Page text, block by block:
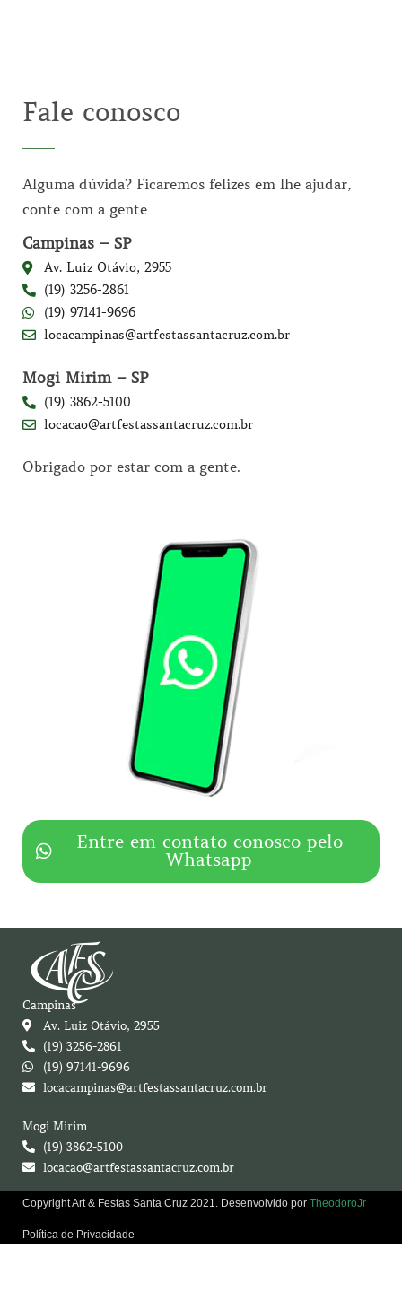
Fale conosco
Alguma dúvida? Ficaremos felizes em lhe ajudar,
conte com a gente
Campinas – SP
Av. Luiz Otávio, 2955
(19) 3256-2861
(19) 97141-9696
locacampinas@artfestassantacruz.com.br
Mogi Mirim – SP
(19) 3862-5100
locacao@artfestassantacruz.com.br
Obrigado por estar com a gente.
Entre em contato conosco pelo
Whatsapp
Campinas
Av. Luiz Otávio, 2955
(19) 3256-2861
(19) 97141-9696
locacampinas@artfestassantacruz.com.br
Mogi Mirim
(19) 3862-5100
locacao@artfestassantacruz.com.br
Copyright Art & Festas Santa Cruz 2021. Desenvolvido por TheodoroJr
Política de Privacidade